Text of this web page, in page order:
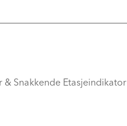
& Snakkende Etasjeindikator